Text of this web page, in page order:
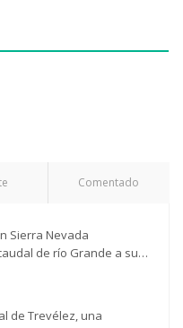
Comentado
Sierra Nevada
de río Grande a su
de Trevélez, una